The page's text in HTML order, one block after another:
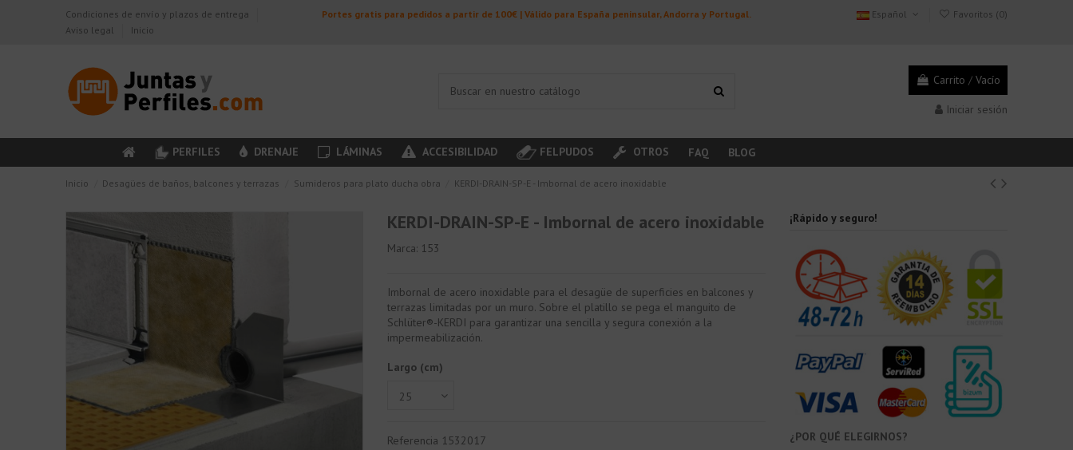
Condiciones de envío y plazos de entrega
Aviso legal
Inicio
Portes gratis para pedidos a partir de 100€ | Válido para España peninsular, Andorra y Portugal. Español Favoritos (0)
Carrito / Vacío
Iniciar sesión
PERFILES DRENAJE LÁMINAS ACCESIBILIDAD FELPUDOS OTROS FAQ BLOG
Inicio Desagües de baños, balcones y terrazas Sumideros para plato ducha obra KERDI-DRAIN-SP-E - Imbornal de acero inoxidable
KERDI-DRAIN-SP-E - Imbornal de acero inoxidable
Marca: 153
Imbornal de acero inoxidable para el desagüe de superficies en balcones y
terrazas limitadas por un muro. Sobre el platillo se pega el manguito de
Schlüter®-KERDI para garantizar una sencilla y segura conexión a la
impermeabilización.
Largo (cm)
Referencia 1532017
¡Rápido y seguro!
¿POR QUÉ ELEGIRNOS?